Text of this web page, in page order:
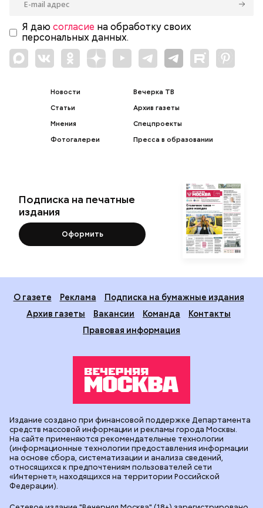
Я даю согласие на обработку своих
персональных данных.
Новости
Статьи
Мнения
Фотогалереи
Вечерка ТВ
Архив газеты
Спецпроекты
Пресса в образовании
Подписка на печатные
издания
Оформить
О газете Реклама
Подписка на бумажные издания
Архив газеты
Вакансии Команда
Контакты
Правовая информация
Издание создано при финансовой поддержке Департамента
средств массовой информации и рекламы города Москвы.
На сайте применяются рекомендательные технологии
(информационные технологии предоставления информации
на основе сбора, систематизации и анализа сведений,
относящихся к предпочтениям пользователей сети
«Интернет», находящихся на территории Российской
Федерации).